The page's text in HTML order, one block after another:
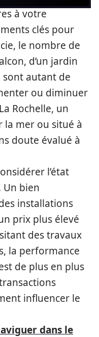
à votre
clés pour
le nombre de
d’un jardin
sont autant de
ou diminuer
Rochelle, un
la mer ou situé à
doute évalué à
l’état
Un bien
installations
prix plus élevé
des travaux
la performance
de plus en plus
influencer le
dans le